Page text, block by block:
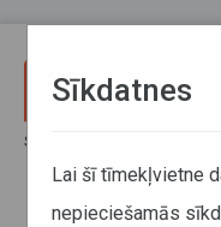
Sākums
Sīkdatnes
Lai šī tīmekļvietne
nepieciešamās